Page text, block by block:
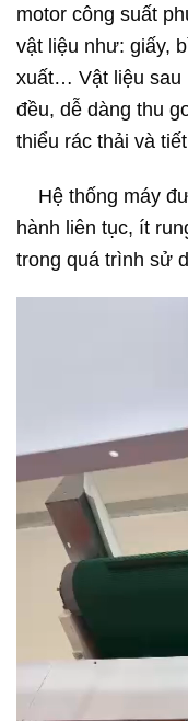
motor công suất
vật liệu như: giấy,
xuất… Vật liệu sau
đều, dễ dàng thu
thiểu rác thải và
Hệ thống máy
hành liên tục, ít
trong quá trình sử